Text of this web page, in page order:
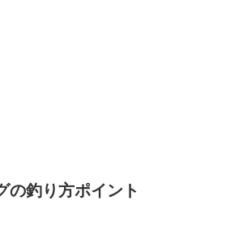
の釣り方ポイント